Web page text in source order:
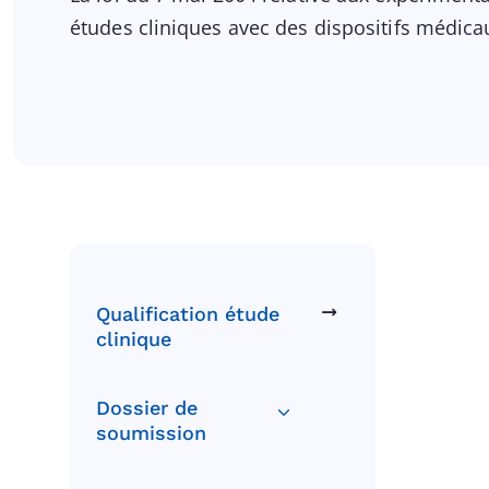
études cliniques avec des dispositifs
Qualification étude
clinique
Dossier de
soumission